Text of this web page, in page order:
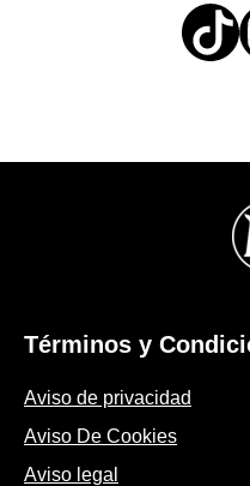
Términos y
Aviso de privacidad
Aviso De Cookies
Aviso legal